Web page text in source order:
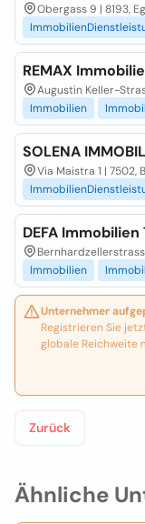
Ähnliche
Obergass 9 | 8193,
REMAX
Augustin Keller-
Immobilien
SOLENA
Via Maistra 1 | 7502,
DEFA
Immobilien
Unternehmer
Registrieren Sie
globale Reichweite
Zurück